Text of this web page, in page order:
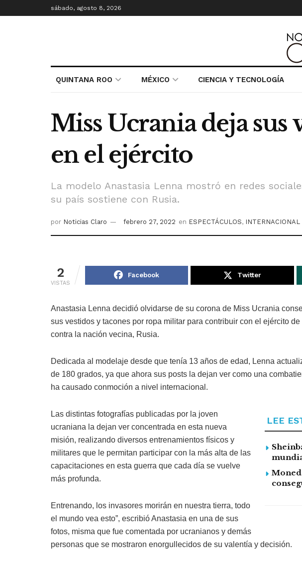
sábado, agosto 8, 2026
QUINTANA ROO MÉXICO CIENCIA Y TECNOLOGÍA
Miss Ucrania deja sus
en el ejército
La modelo Anastasia Lenna mostró en redes
su país sostiene con Rusia.
por Noticias Claro febrero 27, 2022 en ESPECTÁCULOS, INTERNACIONAL
2
VISTAS
Facebook Twitter
Anastasia Lenna decidió olvidarse de su corona de Miss Ucrania
sus vestidos y tacones por ropa militar para contribuir con el ejército
contra la nación vecina, Rusia.
Dedicada al modelaje desde que tenía 13 años de edad, Lenna
de 180 grados, ya que ahora sus posts la dejan ver como una
ha causado conmoción a nivel internacional.
LEE
Las distintas fotografías publicadas por la joven
ucraniana la dejan ver concentrada en esta nueva
misión, realizando diversos entrenamientos físicos y
militares que le permitan participar con la más alta de las
capacitaciones en esta guerra que cada día se vuelve
más profunda.
Entrenando, los invasores morirán en nuestra tierra, todo
el mundo vea esto”, escribió Anastasia en una de sus
fotos, misma que fue comentada por ucranianos y demás
personas que se mostraron enorgullecidos de su valentía y decisión.